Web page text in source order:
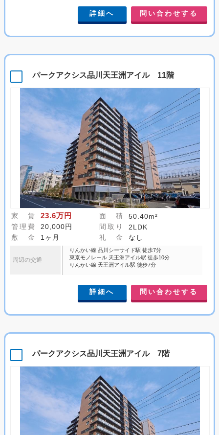
詳細へ 問い合わせする
パークアクシス品川天王洲アイル 11階
家 賃 23.6万円 面 積
50.40m²
管理費
20,000円 間取り
2LDK
敷 金
1ヶ月 礼 金 なし
周辺の交通
りんかい線 品川シーサイド駅 徒歩7分
東京モノレール 天王洲アイル駅 徒歩10分
りんかい線 天王洲アイル駅 徒歩7分
詳細へ 問い合わせする
パークアクシス品川天王洲アイル 7階